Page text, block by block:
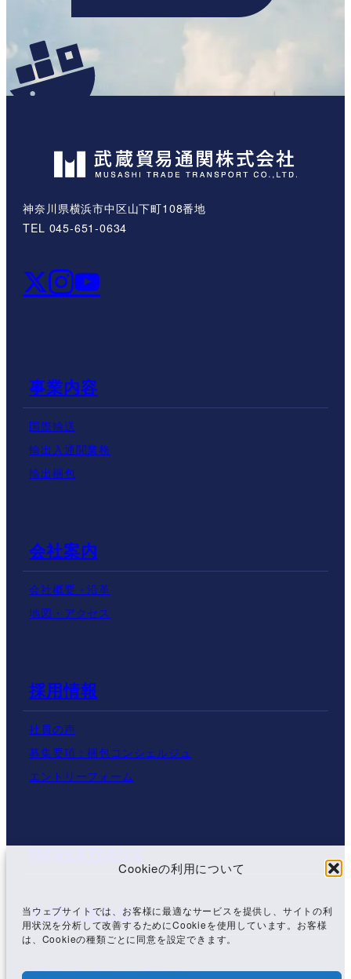
Cookieの利用について
当ウェブサイトでは、お客様に最適なサービスを提供し、サイトの利
用状況を分析して改善するためにCookieを使用しています。お客様
は、Cookieの種類ごとに同意を設定できます。
神奈川県横浜市中区山下町108番地
TEL 045-651-0634
事業内容
国際輸送
輸出入通関業務
輸出梱包
会社案内
会社概要・沿革
地図・アクセス
採用情報
社員の声
募集要項：梱包コンシェルジュ
エントリーフォーム
News&Topics
お問い合わせ
プライバシーポリシー